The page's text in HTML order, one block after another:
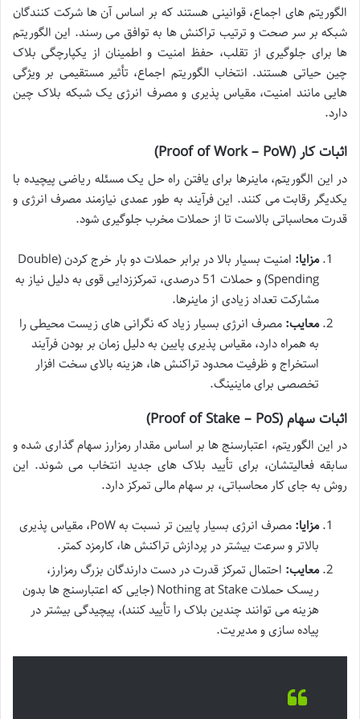
الگوریتم های اجماع، قوانینی هستند که بر اساس آن ها شرکت کنندگان
شبکه بر سر صحت و ترتیب تراکنش ها به توافق می رسند. این الگوریتم
ها برای جلوگیری از تقلب، حفظ امنیت و اطمینان از یکپارچگی بلاک
چین حیاتی هستند. انتخاب الگوریتم اجماع، تأثیر مستقیمی بر ویژگی
هایی مانند امنیت، مقیاس پذیری و مصرف انرژی یک شبکه بلاک چین
دارد.
اثبات کار (Proof of Work – PoW)
در این الگوریتم، ماینرها برای یافتن راه حل یک مسئله ریاضی پیچیده با
یکدیگر رقابت می کنند. این فرآیند به طور عمدی نیازمند مصرف انرژی و
قدرت محاسباتی بالاست تا از حملات مخرب جلوگیری شود.
مزایا:
امنیت بسیار بالا در برابر حملات دو بار خرج کردن (Double
Spending) و حملات 51 درصدی، تمرکززدایی قوی به دلیل نیاز به
مشارکت تعداد زیادی از ماینرها.
معایب: مصرف انرژی بسیار زیاد که نگرانی های زیست محیطی را
به همراه دارد، مقیاس پذیری پایین به دلیل زمان بر بودن فرآیند
استخراج و ظرفیت محدود تراکنش ها، هزینه بالای سخت افزار
تخصصی برای ماینینگ.
اثبات سهام (Proof of Stake – PoS)
در این الگوریتم، اعتبارسنج ها بر اساس مقدار رمزارز سهام گذاری شده و
سابقه فعالیتشان، برای تأیید بلاک های جدید انتخاب می شوند. این
روش به جای کار محاسباتی، بر سهام مالی تمرکز دارد.
مزایا:
مصرف انرژی بسیار پایین تر نسبت به PoW، مقیاس پذیری
بالاتر و سرعت بیشتر در پردازش تراکنش ها، کارمزد کمتر.
معایب: احتمال تمرکز قدرت در دست دارندگان بزرگ رمزارز،
ریسک حملات Nothing at Stake (جایی که اعتبارسنج ها بدون
هزینه می توانند چندین بلاک را تأیید کنند)، پیچیدگی بیشتر در
پیاده سازی و مدیریت.